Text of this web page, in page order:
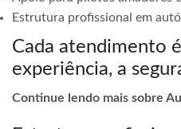
Estrutura profissional em
Cada atendimento
experiência, a
Continue lendo mais sobre